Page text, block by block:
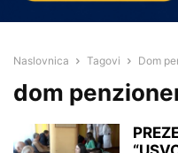
Naslovnica Tagovi Dom
dom